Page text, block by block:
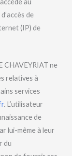
de
(IP) de
CHAVEYRIAT ne
relatives à
services
. L’utilisateur
de
lui-même à leur
du